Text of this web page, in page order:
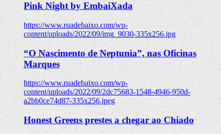
Pink Night by EmbaiXada
https://www.ruadebaixo.com/wp-
content/uploads/2022/09/img_9030-335x256.jpg
“O Nascimento de Neptunia”, nas Oficinas
Marques
https://www.ruadebaixo.com/wp-
content/uploads/2022/09/2dc75683-1548-4946-950d-
a2bb0ce74d87-335x256.jpeg
Honest Greens prestes a chegar ao Chiado